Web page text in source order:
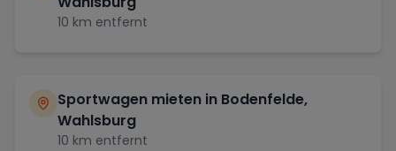
10 km entfernt
Sportwagen mieten in Bodenfelde,
Wahlsburg
10 km entfernt